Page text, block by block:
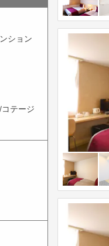
ション
テージ